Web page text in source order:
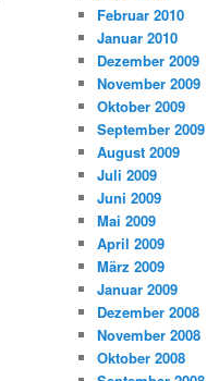
Februar 2010
Januar 2010
Dezember 2009
November 2009
Oktober 2009
September 2009
August 2009
Juli 2009
Juni 2009
Mai 2009
April 2009
März 2009
Januar 2009
Dezember 2008
November 2008
Oktober 2008